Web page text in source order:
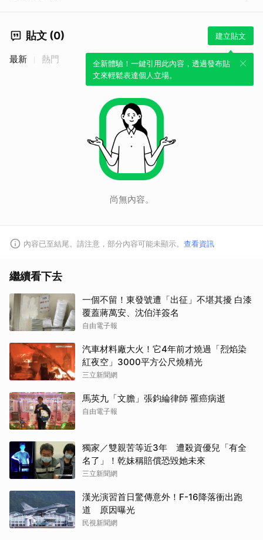
貼文 (0) 建立貼文
全新體驗！一鍵引用此內容，透過發布貼
文來輕鬆表達個人立場。
最新 熱門
尚無內容。
內容已至結尾。請注意，部分內容可能未顯示。 查看資訊
繼續看下去
一個不留！東發號遭「出征」不堪其擾 白漆
覆蓋蔣萬安、沈伯洋簽名
自由電子報
汽車材料廠大火！它4年前才燒過「烈焰染
紅夜空」3000平方公尺燒精光
三立新聞網
馬英九「文膽」張鈞綸律師 罹癌病逝
自由電子報
獨家／雙親苦等近3年 遭殺資優兒「有全
名了」！乾妹稱賠償恐毀她未來
三立新聞網
漢光演習首日驚傳意外！F-16降落衝出跑
道 原因曝光
民視新聞網
取消